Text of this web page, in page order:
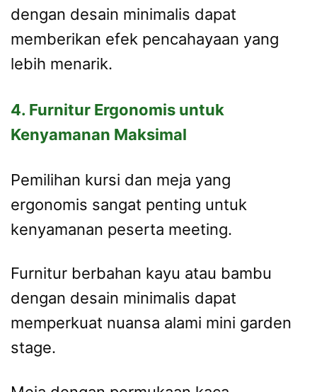
dengan desain minimalis dapat
memberikan efek pencahayaan yang
lebih menarik.
4. Furnitur Ergonomis untuk
Kenyamanan Maksimal
Pemilihan kursi dan meja yang
ergonomis sangat penting untuk
kenyamanan peserta meeting.
Furnitur berbahan kayu atau bambu
dengan desain minimalis dapat
memperkuat nuansa alami mini garden
stage.